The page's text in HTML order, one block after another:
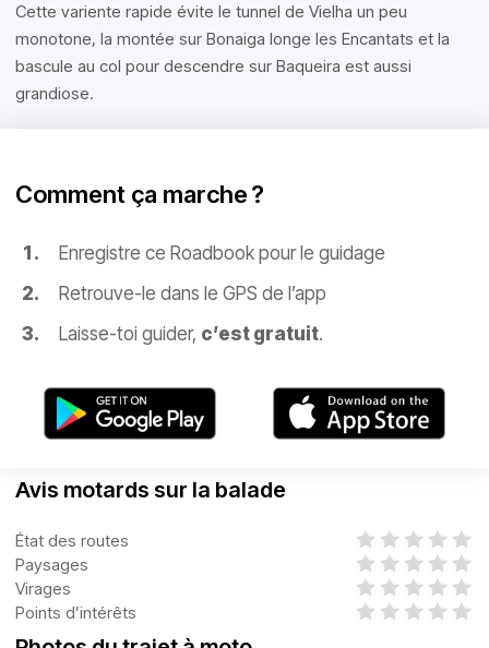
Cette variente rapide évite le tunnel de Vielha un peu
monotone, la montée sur Bonaiga longe les Encantats et la
bascule au col pour descendre sur Baqueira est aussi
grandiose.
Comment ça marche ?
Enregistre ce Roadbook pour le guidage
Retrouve-le dans le GPS de l’app
Laisse-toi guider, c’est gratuit.
Avis motards sur la balade
État des routes
Paysages
Virages
Points d’intérêts